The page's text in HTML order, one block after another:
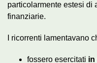
particolarmente estesi di
finanziarie.
I ricorrenti lamentavano
fossero esercitati in